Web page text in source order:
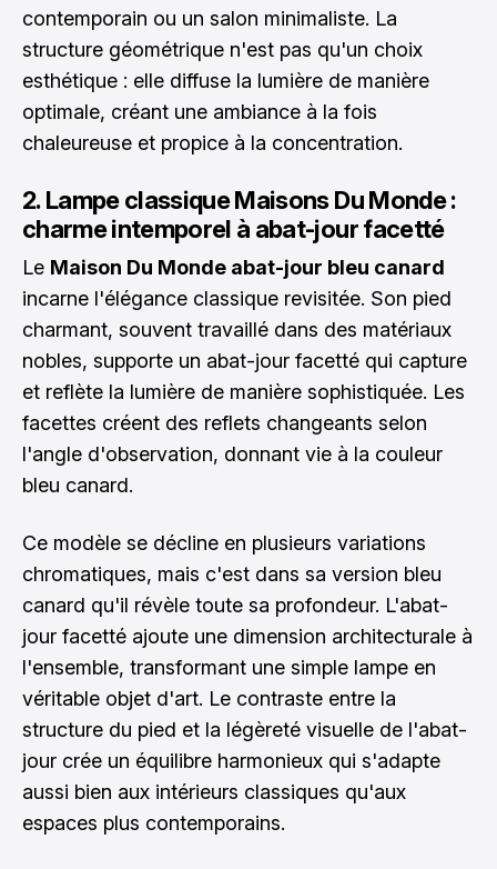
contemporain ou un salon minimaliste. La
structure géométrique n'est pas qu'un choix
esthétique : elle diffuse la lumière de manière
optimale, créant une ambiance à la fois
chaleureuse et propice à la concentration.
2. Lampe classique Maisons Du Monde :
charme intemporel à abat-jour facetté
Le Maison Du Monde abat-jour bleu canard
incarne l'élégance classique revisitée. Son pied
charmant, souvent travaillé dans des matériaux
nobles, supporte un abat-jour facetté qui capture
et reflète la lumière de manière sophistiquée. Les
facettes créent des reflets changeants selon
l'angle d'observation, donnant vie à la couleur
bleu canard.
Ce modèle se décline en plusieurs variations
chromatiques, mais c'est dans sa version bleu
canard qu'il révèle toute sa profondeur. L'abat-
jour facetté ajoute une dimension architecturale à
l'ensemble, transformant une simple lampe en
véritable objet d'art. Le contraste entre la
structure du pied et la légèreté visuelle de l'abat-
jour crée un équilibre harmonieux qui s'adapte
aussi bien aux intérieurs classiques qu'aux
espaces plus contemporains.